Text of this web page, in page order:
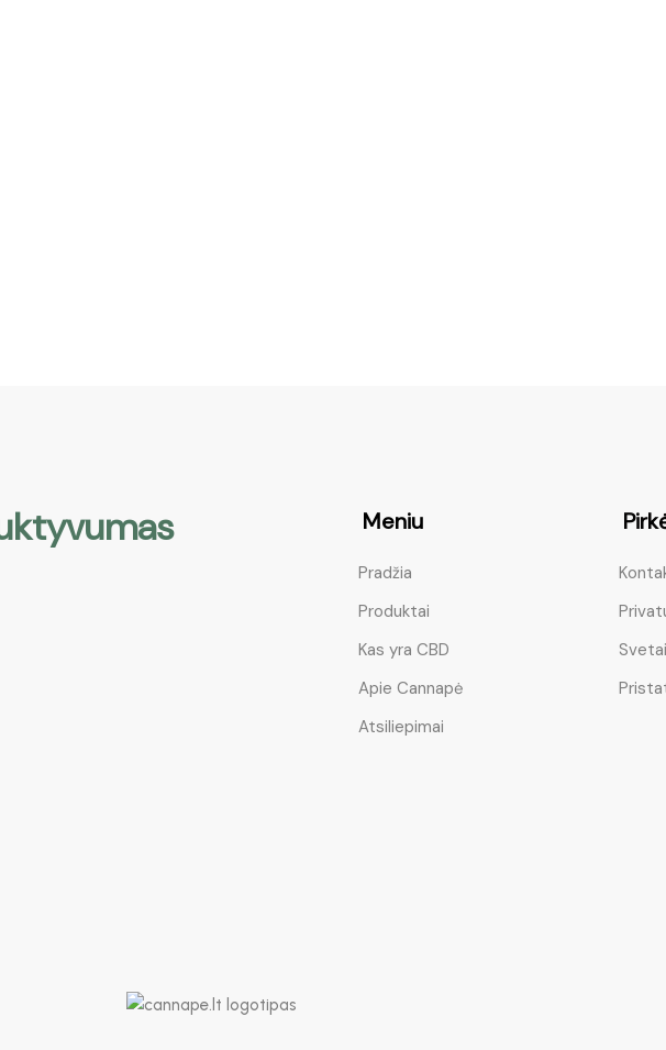
Meniu
Pradžia
Produktai
Kas yra CBD
Apie Cannapė
Atsiliepimai